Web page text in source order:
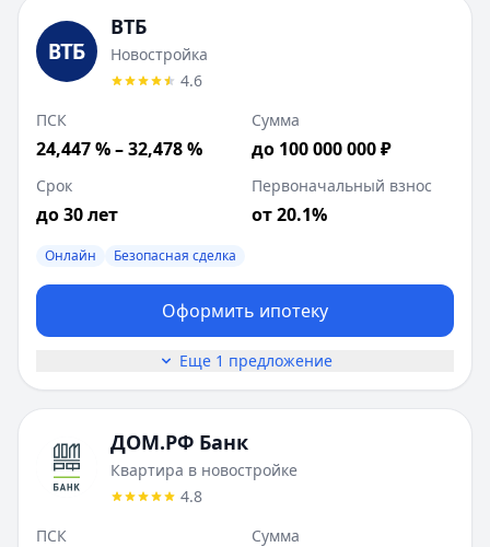
ВТБ
Новостройка
4.6
ПСК
24,447 % – 32,478 %
Сумма
до 100 000 000 ₽
Срок
до 30 лет
Первоначальный взнос
от 20.1%
Онлайн Безопасная сделка
Оформить ипотеку
Еще 1 предложение
ДОМ.РФ Банк
Квартира в новостройке
4.8
ПСК
Сумма